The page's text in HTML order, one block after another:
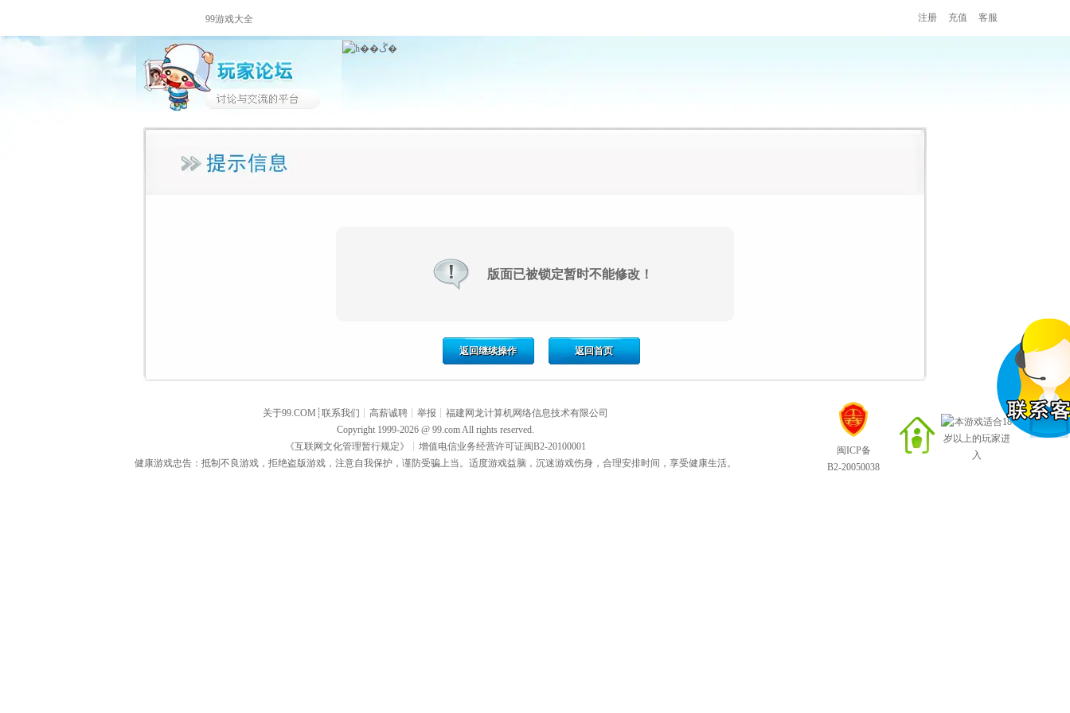
99游戏大全 注册 充值 客服
版面已被锁定暂时不能修改！
返回继续操作 返回首页
关于99.COM ┊ 联系我们 ┊ 高薪诚聘 ┊ 举报 ┊ 福建网龙计算机网络信息技术有限公司
Copyright 1999-2026 @ 99.comAll rights reserved.
《互联网文化管理暂行规定》
┊ 增值电信业务经营许可证闽B2-20100001
健康游戏忠告：抵制不良游戏，拒绝盗版游戏，注意自我保护，谨防受骗上当。适度游戏益脑，沉迷游戏伤身，合理安排时间，享受健康生活。
闽ICP备
B2-20050038